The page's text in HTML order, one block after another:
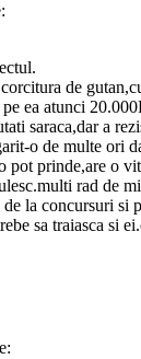
de
ea atunci
saraca,dar a
o de multe ori
pot prinde,are o
rad de
la concursuri si
sa traiasca si